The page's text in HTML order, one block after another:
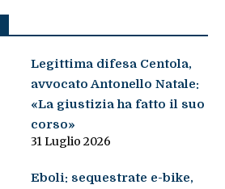
Legittima difesa Centola,
avvocato Antonello Natale:
«La giustizia ha fatto il suo
corso»
31 Luglio 2026
Eboli: sequestrate e-bike,